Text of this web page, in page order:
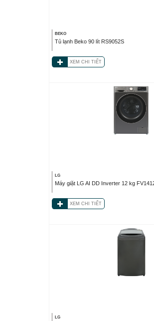
BEKO
Tủ lạnh Beko 90 lít RS9052S
XEM CHI TIẾT
LG
Máy giặt LG AI DD Inverter 12 kg
XEM CHI TIẾT
LG